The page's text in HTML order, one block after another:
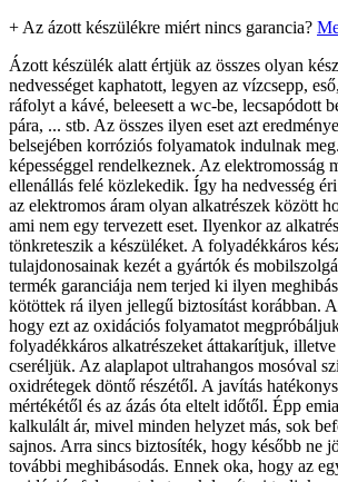
+ Az ázott készülékre miért nincs garancia?
Ázott készülék alatt értjük az összes olyan
nedvességet kaphatott, legyen az vízcsepp,
ráfolyt a kávé, beleesett a wc-be, lecsapódott
pára, ... stb. Az összes ilyen eset azt
belsejében korróziós folyamatok indulnak
képességgel rendelkeznek. Az elektromosság
ellenállás felé közlekedik. Így ha nedvesség
az elektromos áram olyan alkatrészek között
ami nem egy tervezett eset. Ilyenkor az
tönkreteszik a készüléket. A folyadékkáros
tulajdonosainak kezét a gyártók és
termék garanciája nem terjed ki ilyen
kötöttek rá ilyen jellegű biztosítást korábban.
hogy ezt az oxidációs folyamatot
folyadékkáros alkatrészeket áttakarítjuk,
cseréljük. Az alaplapot ultrahangos mosóval
oxidrétegek döntő részétől. A javítás
mértékétől és az ázás óta eltelt időtől. Épp
kalkulált ár, mivel minden helyzet más, sok
sajnos. Arra sincs biztosíték, hogy később ne
további meghibásodás. Ennek oka, hogy az